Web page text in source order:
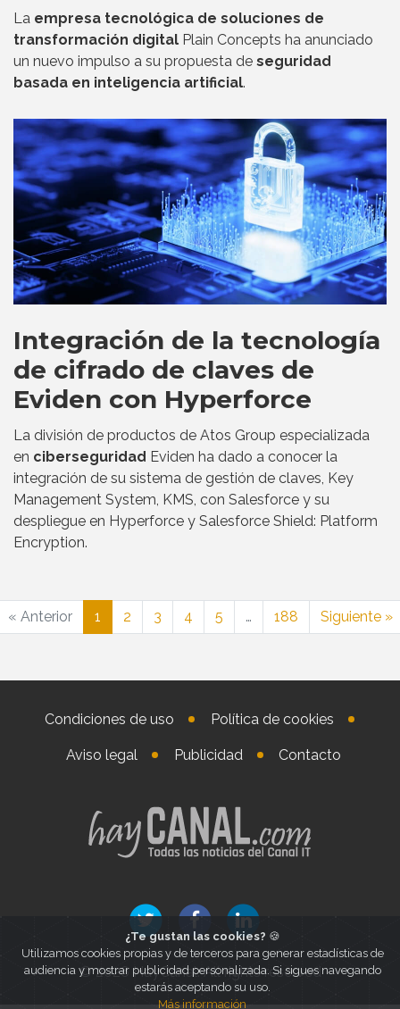
La empresa tecnológica de soluciones de
transformación digital Plain Concepts ha anunciado
un nuevo impulso a su propuesta de seguridad
basada en inteligencia artificial.
Integración de la tecnología
de cifrado de claves de
Eviden con Hyperforce
La división de productos de Atos Group especializada
en ciberseguridad Eviden ha dado a conocer la
integración de su sistema de gestión de claves, Key
Management System, KMS, con Salesforce y su
despliegue en Hyperforce y Salesforce Shield: Platform
Encryption.
« Anterior 1 2 3 4 5 … 188 Siguiente »
Condiciones de uso Política de cookies
Aviso legal Publicidad Contacto
© 2026 HayCanal. All rights reserved
¿Te gustan las cookies? 🍪
Utilizamos cookies propias y de terceros para generar estadísticas de
audiencia y mostrar publicidad personalizada. Si sigues navegando
estarás aceptando su uso.
Más información